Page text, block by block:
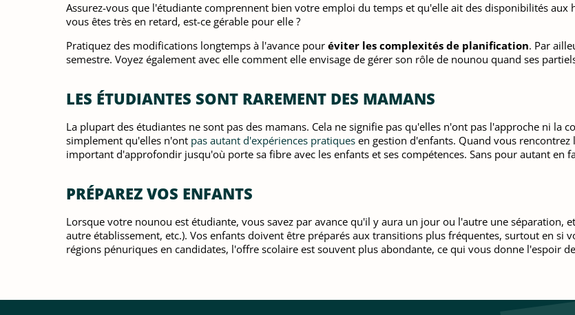
Assurez-vous que l'étudiante comprennent bien votre emploi du temps et qu'elle ait des disponibilités aux
vous êtes très en retard, est-ce gérable pour elle ?
Pratiquez des modifications longtemps à l'avance pour éviter les complexités de planification. Par
semestre. Voyez également avec elle comment elle envisage de gérer son rôle de nounou quand ses
LES ÉTUDIANTES SONT RAREMENT DES MAMANS
La plupart des étudiantes ne sont pas des mamans. Cela ne signifie pas qu'elles n'ont pas l'approche ni la
simplement qu'elles n'ont pas autant d'expériences pratiques en gestion d'enfants. Quand vous
important d'approfondir jusqu'où porte sa fibre avec les enfants et ses compétences. Sans pour autant en
PRÉPAREZ VOS ENFANTS
Lorsque votre nounou est étudiante, vous savez par avance qu'il y aura un jour ou l'autre une séparation,
autre établissement, etc.). Vos enfants doivent être préparés aux transitions plus fréquentes, surtout en si
régions pénuriques en candidates, l'offre scolaire est souvent plus abondante, ce qui vous donne l'espoir